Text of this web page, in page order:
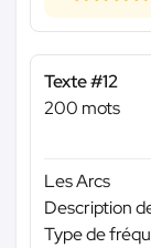
Texte #12
200 mots
Les Arcs
Description
Type de